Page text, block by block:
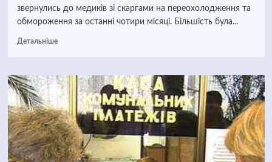
звернулись до медиків зі скаргами на переохолодження та
обмороження за останні чотири місяці. Більшість була...
Детальніше